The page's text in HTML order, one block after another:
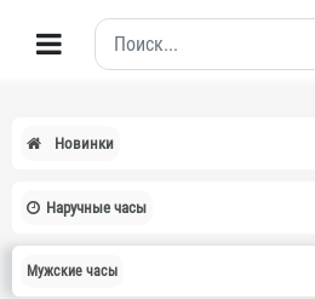
Новинки
Наручные часы
Мужские часы